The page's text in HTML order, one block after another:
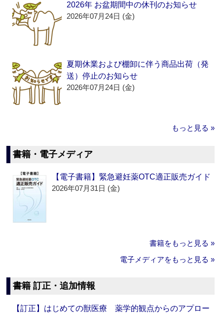
2026年 お盆期間中の休刊のお知らせ
2026年07月24日 (金)
夏期休業および棚卸に伴う商品出荷（発
送）停止のお知らせ
2026年07月24日 (金)
もっと見る »
書籍・電子メディア
【電子書籍】緊急避妊薬OTC適正販売ガイド
2026年07月31日 (金)
書籍をもっと見る »
電子メディアをもっと見る »
書籍 訂正・追加情報
【訂正】はじめての獣医療 薬学的観点からのアプロー